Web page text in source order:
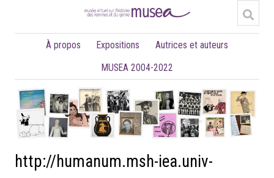
À propos Expositions
Autrices et auteurs
MUSEA 2004-2022
http://humanum.msh-iea.univ-